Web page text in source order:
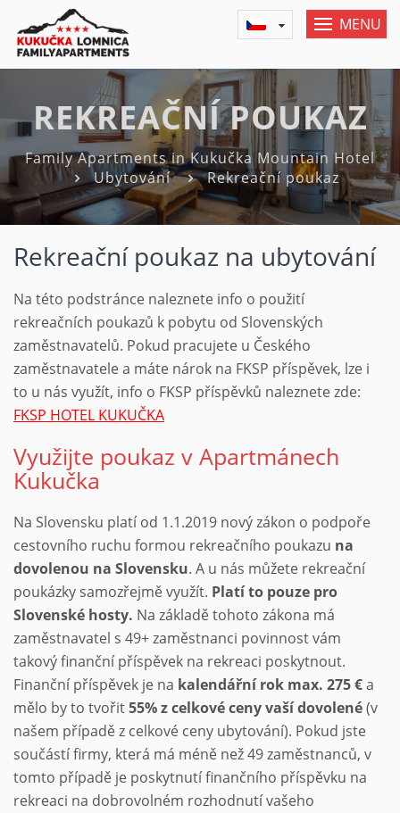
MENU
REKREAČNÍ POUKAZ
Family Apartments in Kukučka Mountain Hotel
Ubytování
Rekreační poukaz
Rekreační poukaz na ubytování
Na této podstránce naleznete info o použití
rekreačních poukazů k pobytu od Slovenských
zaměstnavatelů. Pokud pracujete u Českého
zaměstnavatele a máte nárok na FKSP příspěvek, lze i
to u nás využít, info o FKSP příspěvků naleznete zde:
FKSP HOTEL KUKUČKA
Využijte poukaz v Apartmánech
Kukučka
Na Slovensku platí od 1.1.2019 nový zákon o podpoře
cestovního ruchu formou rekreačního poukazu na
dovolenou na Slovensku. A u nás můžete rekreační
poukázky samozřejmě využít. Platí to pouze pro
Slovenské hosty. Na základě tohoto zákona má
zaměstnavatel s 49+ zaměstnanci povinnost vám
takový finanční příspěvek na rekreaci poskytnout.
Finanční příspěvek je na kalendářní rok max. 275 €a
mělo by to tvořit55% z celkové ceny vaší dovolené(v
našem případě z celkové ceny ubytování). Pokud jste
součástí firmy, která má méně než 49 zaměstnanců, v
tomto případě je poskytnutí finančního příspěvku na
rekreaci na dobrovolném rozhodnutí vašeho